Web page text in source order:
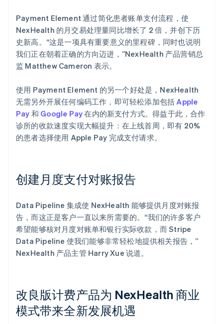
Payment Element 通过简化患者账单支付流程，使
NexHealth 的月交易处理量同比增长了 2 倍，并创下历
史新高。“这是一项具有重要意义的里程碑，同时也说明
我们正在朝着正确的方向迈进，”NexHealth 产品营销总
监 Matthew Cameron 表示。
使用 Payment Element 的另一个好处是，NexHealth
无需另外开展任何编码工作，即可轻松添加包括 Apple
Pay 和 Google Pay在内的新支付方式。得益于此，合作
诊所的收款速度实现大幅提升：在上线首周，即有 20%
的患者选择使用 Apple Pay 完成支付请求。
创建月度支付对账报告
Data Pipeline 集成使 NexHealth 能够提供月度对账报
告，而这正是客户一直以来所需要的。“我们的许多客户
希望能够核对月度对账单和银行实际收款，而 Stripe
Data Pipeline 使我们能够非常轻松地提供相关报告，”
NexHealth 产品主管 Harry Xue 说道。
改良版计费产品为 NexHealth 商业
模式带来全新发展机遇